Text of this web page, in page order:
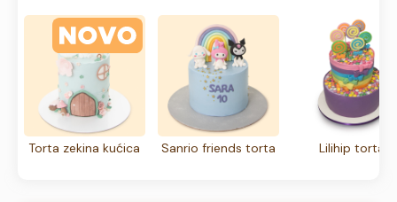
Torta zekina kućica Sanrio friends torta Lilihip torta